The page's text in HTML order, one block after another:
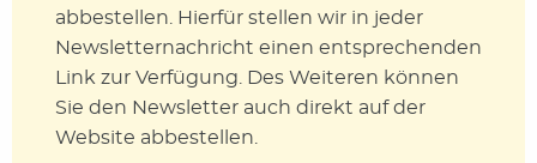
abbestellen. Hierfür stellen wir in jeder
Newsletternachricht einen entsprechenden
Link zur Verfügung. Des Weiteren können
Sie den Newsletter auch direkt auf der
Website abbestellen.